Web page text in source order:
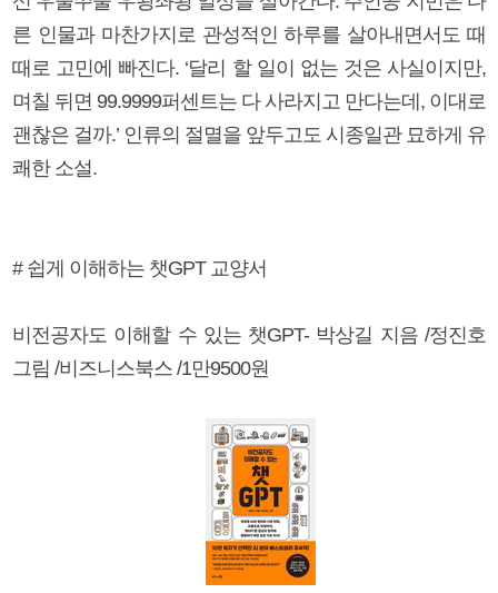
른 인물과 마찬가지로 관성적인 하루를 살아내면서도 때
때로 고민에 빠진다. ‘달리 할 일이 없는 것은 사실이지만,
며칠 뒤면 99.9999퍼센트는 다 사라지고 만다는데, 이대로
괜찮은 걸까.’ 인류의 절멸을 앞두고도 시종일관 묘하게 유
쾌한 소설.
# 쉽게 이해하는 챗GPT 교양서
비전공자도 이해할 수 있는 챗GPT- 박상길 지음 /정진호
그림 /비즈니스북스 /1만9500원